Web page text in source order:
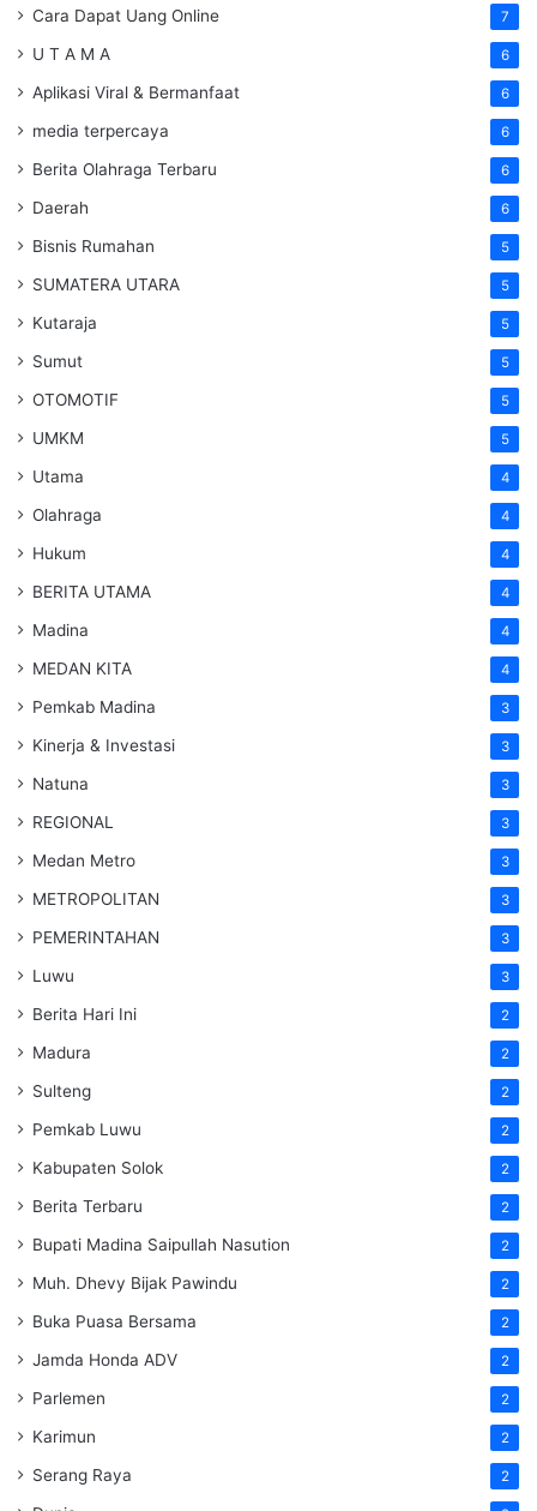
Cara Dapat Uang Online 7
U T A M A 6
Aplikasi Viral & Bermanfaat 6
media terpercaya 6
Berita Olahraga Terbaru 6
Daerah 6
Bisnis Rumahan 5
SUMATERA UTARA 5
Kutaraja 5
Sumut 5
OTOMOTIF 5
UMKM 5
Utama 4
Olahraga 4
Hukum 4
BERITA UTAMA 4
Madina 4
MEDAN KITA 4
Pemkab Madina 3
Kinerja & Investasi 3
Natuna 3
REGIONAL 3
Medan Metro 3
METROPOLITAN 3
PEMERINTAHAN 3
Luwu 3
Berita Hari Ini 2
Madura 2
Sulteng 2
Pemkab Luwu 2
Kabupaten Solok 2
Berita Terbaru 2
Bupati Madina Saipullah Nasution 2
Muh. Dhevy Bijak Pawindu 2
Buka Puasa Bersama 2
Jamda Honda ADV 2
Parlemen 2
Karimun 2
Serang Raya 2